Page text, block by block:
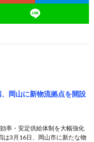
岡山に新物流拠点を開設
率・安定供給体制を大幅強化
は3月16日、岡山市に新たな物